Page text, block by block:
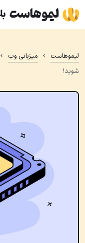
Skip
to
content
لیموهاست › میزبانی وب ›
شوید!